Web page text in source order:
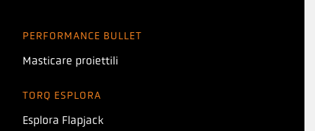
PERFORMANCE BULLET
Masticare proiettili
TORQ ESPLORA
Esplora Flapjack